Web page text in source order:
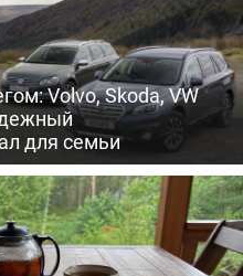
Volvo, Skoda, VW
для семьи